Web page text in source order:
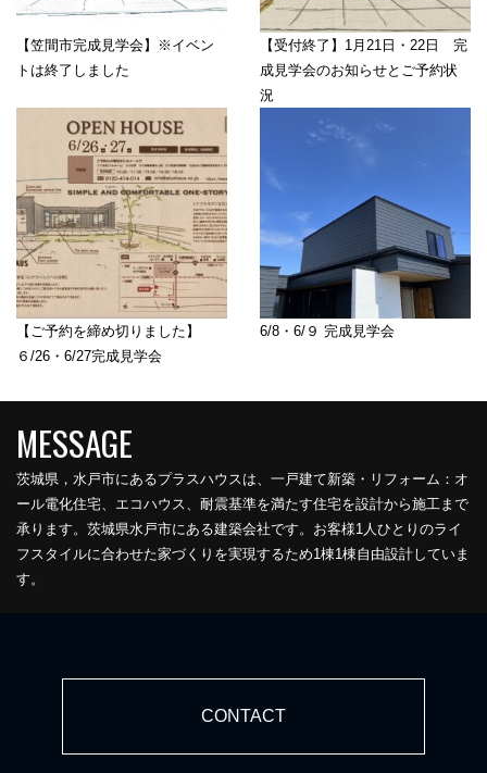
【笠間市完成見学会】※イベン
トは終了しました
【受付終了】1月21日・22日 完
成見学会のお知らせとご予約状
況
【ご予約を締め切りました】
６/26・6/27完成見学会
6/8・6/９ 完成見学会
茨城県，水戸市にあるプラスハウスは、一戸建て新築・リフォーム：オ
ール電化住宅、エコハウス、耐震基準を満たす住宅を設計から施工まで
承ります。茨城県水戸市にある建築会社です。お客様1人ひとりのライ
フスタイルに合わせた家づくりを実現するため1棟1棟自由設計していま
す。
CONTACT